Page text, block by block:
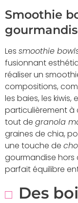
Smoothie
Les smoothie
fusionnant
réaliser un
compositions,
les baies, les
particulièrement à
tout de granola
graines de chia,
une touche de
gourmandise hors
parfait équilibre
Des